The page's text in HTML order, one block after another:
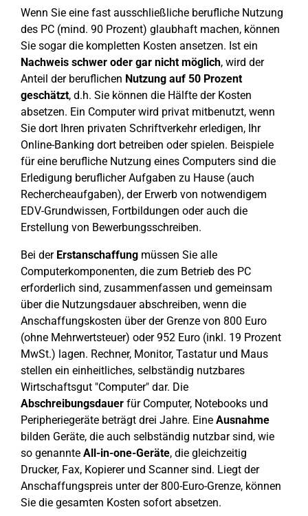
Wenn Sie eine fast ausschließliche berufliche Nutzung
des PC (mind. 90 Prozent) glaubhaft machen, können
Sie sogar die kompletten Kosten ansetzen. Ist ein
Nachweis schwer oder gar nicht möglich, wird der
Anteil der beruflichen Nutzung auf 50 Prozent
geschätzt, d.h. Sie können die Hälfte der Kosten
absetzen. Ein Computer wird privat mitbenutzt, wenn
Sie dort Ihren privaten Schriftverkehr erledigen, Ihr
Online-Banking dort betreiben oder spielen. Beispiele
für eine berufliche Nutzung eines Computers sind die
Erledigung beruflicher Aufgaben zu Hause (auch
Rechercheaufgaben), der Erwerb von notwendigem
EDV-Grundwissen, Fortbildungen oder auch die
Erstellung von Bewerbungsschreiben.
Bei der Erstanschaffung müssen Sie alle
Computerkomponenten, die zum Betrieb des PC
erforderlich sind, zusammenfassen und gemeinsam
über die Nutzungsdauer abschreiben, wenn die
Anschaffungskosten über der Grenze von 800 Euro
(ohne Mehrwertsteuer) oder 952 Euro (inkl. 19 Prozent
MwSt.) lagen. Rechner, Monitor, Tastatur und Maus
stellen ein einheitliches, selbständig nutzbares
Wirtschaftsgut "Computer" dar. Die
Abschreibungsdauer für Computer, Notebooks und
Peripheriegeräte beträgt drei Jahre. Eine Ausnahme
bilden Geräte, die auch selbständig nutzbar sind, wie
so genannte All-in-one-Geräte, die gleichzeitig
Drucker, Fax, Kopierer und Scanner sind. Liegt der
Anschaffungspreis unter der 800-Euro-Grenze, können
Sie die gesamten Kosten sofort absetzen.